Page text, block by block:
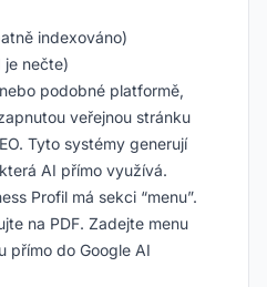
indexováno)
je nečte)
podobné platformě,
veřejnou stránku
Tyto systémy generují
AI přímo využívá.
Profil má sekci “menu”.
na PDF. Zadejte menu
přímo do Google AI